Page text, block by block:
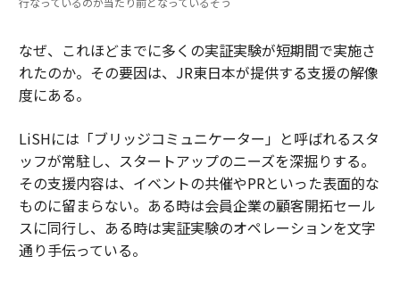
なぜ、これほどまでに多くの実証実験が短期間で実施さ
れたのか。その要因は、JR東日本が提供する支援の解像
度にある。
LiSHには「ブリッジコミュニケーター」と呼ばれるスタ
ッフが常駐し、スタートアップのニーズを深掘りする。
その支援内容は、イベントの共催やPRといった表面的な
ものに留まらない。ある時は会員企業の顧客開拓セール
スに同行し、ある時は実証実験のオペレーションを文字
通り手伝っている。